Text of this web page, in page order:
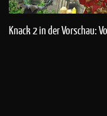
Knack 2 in der Vorschau: